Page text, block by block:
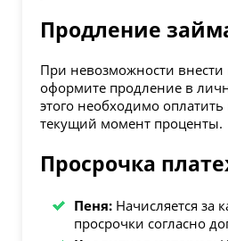
Продление
При невозможности внести
оформите продление в
этого необходимо
текущий момент проценты.
Просрочка
Пеня:Начисляется за
просрочки согласно